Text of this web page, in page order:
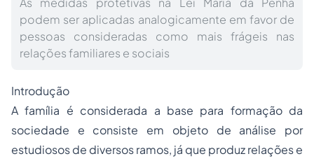
podem ser aplicadas analogicamente em favor de
pessoas consideradas como mais frágeis nas
relações familiares e sociais
Introdução
A família é considerada a base para formação da
sociedade e consiste em objeto de análise por
estudiosos de diversos ramos, já que produz relações e